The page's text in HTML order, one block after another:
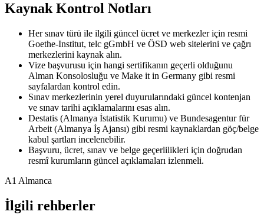
Kaynak Kontrol Notları
Her sınav türü ile ilgili güncel ücret ve merkezler için resmi
Goethe-Institut, telc gGmbH ve ÖSD web sitelerini ve çağrı
merkezlerini kaynak alın.
Vize başvurusu için hangi sertifikanın geçerli olduğunu
Alman Konsolosluğu ve Make it in Germany gibi resmi
sayfalardan kontrol edin.
Sınav merkezlerinin yerel duyurularındaki güncel kontenjan
ve sınav tarihi açıklamalarını esas alın.
Destatis (Almanya İstatistik Kurumu) ve Bundesagentur für
Arbeit (Almanya İş Ajansı) gibi resmi kaynaklardan göç/belge
kabul şartları incelenebilir.
Başvuru, ücret, sınav ve belge geçerlilikleri için doğrudan
resmî kurumların güncel açıklamaları izlenmeli.
A1 Almanca
İlgili rehberler